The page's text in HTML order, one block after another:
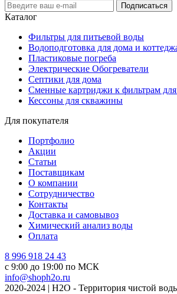
Подписаться
Каталог
Фильтры для питьевой воды
Водоподготовка для дома и
Пластиковые погреба
Электрические Обогреватели
Септики для дома
Сменные картриджи к фильтрам
Кессоны для скважины
Для покупателя
Портфолио
Акции
Статьи
Поставщикам
О компании
Сотрудничество
Контакты
Доставка и самовывоз
Химический анализ воды
Оплата
8 996 918 24 43
с 9:00 до 19:00 по МСК
info@shoph2o.ru
2020-2024 | H2O - Территория чистой